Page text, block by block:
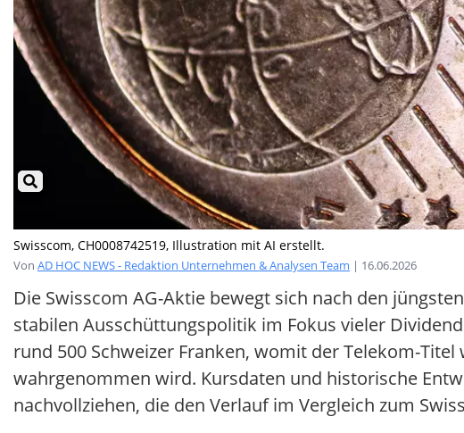
Swisscom, CH0008742519, Illustration mit AI erstellt.
Von AD HOC NEWS - Redaktion Unternehmen & Analysen Team | 16.06.2026
Die Swisscom AG-Aktie bewegt sich nach den
stabilen Ausschüttungspolitik im Fokus vieler
rund 500 Schweizer Franken, womit der Telekom-
wahrgenommen wird. Kursdaten und historische
nachvollziehen, die den Verlauf im Vergleich zum